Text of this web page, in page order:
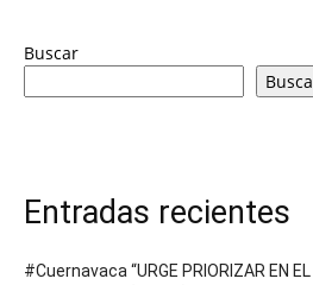
Buscar
Entradas recientes
#Cuernavaca “URGE PRIORIZAR EN